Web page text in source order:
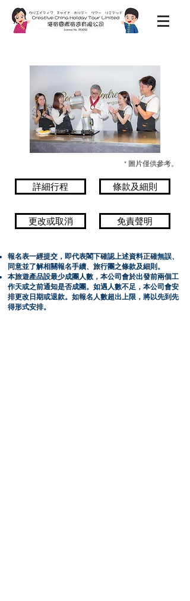
* 圖片僅供參考。
詳細行程
更改或取消
條款及細則
免責聲明
報名表一經提交，即代表閣下確認上述資料正確無誤、
同意並了解相關報名手續、旅行團之條款及細則。
本旅遊產品設最少成團人數，本公司會於出發前兩個工
作天或之前通知是否成團。如遇人數不足，本公司會安
排更改日期或退款。如報名人數超出上限，將以先到先
得形式安排。